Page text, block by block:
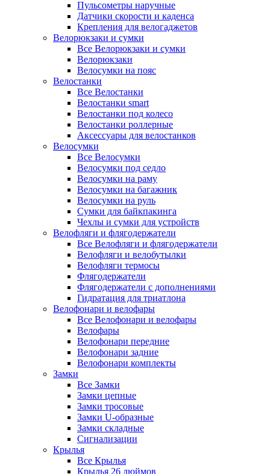
Пульсометры наручные
Датчики скорости и каденса
Крепления для велогаджетов
Велорюкзаки и сумки
Все Велорюкзаки и сумки
Велорюкзаки
Велосумки на пояс
Велостанки
Все Велостанки
Велостанки smart
Велостанки под колесо
Велостанки роллерные
Аксессуары для велостанков
Велосумки
Все Велосумки
Велосумки под седло
Велосумки на раму
Велосумки на багажник
Велосумки на руль
Сумки для байкпакинга
Чехлы и сумки для устройств
Велофляги и флягодержатели
Все Велофляги и флягодержатели
Велофляги и велобутылки
Велофляги термосы
Флягодержатели
Флягодержатели с дополнениями
Гидратация для триатлона
Велофонари и велофары
Все Велофонари и велофары
Велофары
Велофонари передние
Велофонари задние
Велофонари комплекты
Замки
Все Замки
Замки цепные
Замки тросовые
Замки U-образные
Замки складные
Сигнализации
Крылья
Все Крылья
Крылья 26 дюймов